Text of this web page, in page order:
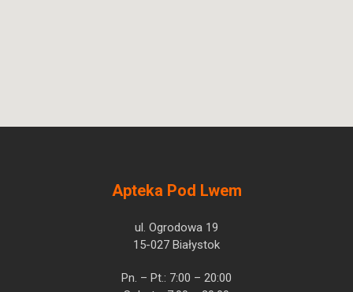
Apteka Pod Lwem
ul. Ogrodowa 19
15-027 Białystok
Pn. – Pt.: 7:00 – 20:00